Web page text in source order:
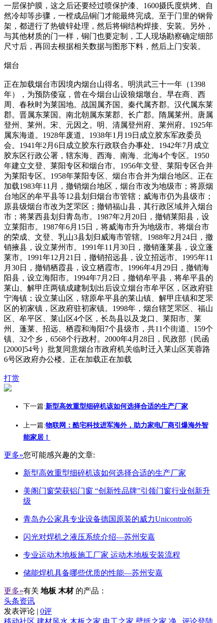
一层保护膜，这之后还要经过喷保护漆、1600摄氏度烘烤、自
然冷却等步骤，一樘成品铜门才能最终完成。至于门里的钢骨
架，都进行了热镀锌处理，然后将铜结构焊接、安装。另外，
与其他材质的门一样，铜门也要定制，工人现场勘察确定细部
尺寸后，再回去根据相关数据与图形下料，然后上门安装。
烟台
正在加载烟台市因境内烟台山得名。明洪武三十一年（1398
年），为预防倭寇，曾在今烟台山设狼烟墩台。早在商、西
周、春秋时为莱国地。战国属齐国。秦代属齐郡。汉代属东莱
郡。晋属东莱国。南北朝属东莱郡、长广郡。隋属莱州。唐属
登州、莱州。宋、元因之。明、清属登州府、莱州府。1925年
属东海道。1928年废道。1938年1月19日成立胶东军政委员
会。1941年2月6日成立胶东行政联合办事处。1942年7月成立
胶东区行政公署，辖东海、西海、南海、北海4个专区。1950
年建立文登、莱阳专区和烟台市。1956年文登、莱阳专区合并
为莱阳专区。1958年莱阳专区、烟台市合并为烟台地区。正在
加载1983年11月，撤销烟台地区，烟台市改为地级市；将原烟
台地区的牟平县等12县划归烟台市管辖；威海市仍为县级市；
原县级烟台市改为芝罘区；撤销福山县，其行政区域并入烟台
市；将莱西县划归青岛市。1987年2月20日，撤销莱阳县，设
立莱阳市。1987年6月15日，将威海市升为地级市。将烟台市
的荣成、文登、乳山3县划归威海市管辖。1988年2月24日，撤
销掖县，设立莱州市。1991年11月30日，撤销蓬莱县，设立蓬
莱市。1991年12月21日，撤销招远县，设立招远市。1995年11
月30日，撤销栖霞县，设立栖霞市。1996年4月29日，撤销海
阳县，设立海阳市。1994年7月2日，撤销牟平县，将牟平县的
莱山、解甲庄两镇成建制划出后设立烟台市牟平区，区政府驻
宁海镇；设立莱山区，辖原牟平县的莱山镇、解甲庄镇和芝罘
区的初家镇，区政府驻初家镇。1998年，烟台辖芝罘区、福山
区、牟平区、莱山区4个区，长岛县以及龙口、莱阳市、莱
州、蓬莱、招远、栖霞和海阳7个县级市，共11个街道、159个
镇、32个乡，6568个行政村。2000年4月28日，民政部（民函
[2000]54号）批复同意烟台市政府机关临时迁入莱山区芙蓉路
6号区政府办公楼。正在加载正在加载
打赏
下一篇:新型高效重型细碎机该如何选择合适的生产厂家
上一篇:物联网：酷宅科技进军海外，助力家电厂商引爆海外智
能家居！
更多»您可能感兴趣的文章:
新型高效重型细碎机该如何选择合适的生产厂家
美阁门窗荣获铝门窗 “创新性品牌”引领门窗行业创新升
级
青岛办公家具专业设备德国原装的威力Unicontrol6
闪光对焊机之液压系统介绍—苏州安嘉
专业运动木地板施工厂家 运动木地板安装流程
储能焊机具备哪些优质的性能—苏州安嘉
更多»有关 地板 木材 的产品：
头条资讯
发表评论 | 0评
评论登陆
移动社区 建材风水 木板之家 电工之家 壁纸之家 净